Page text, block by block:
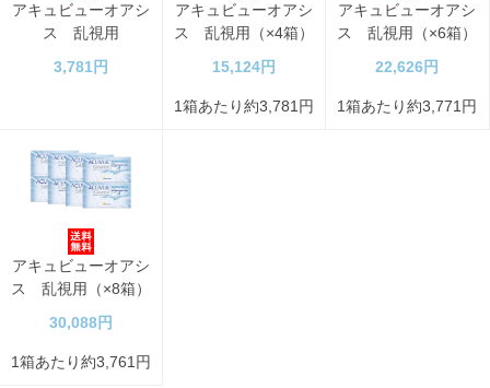
アキュビューオアシ
ス 乱視用
3,781円
アキュビューオアシ
ス 乱視用（×4箱）
15,124円
1箱あたり約3,781円
アキュビューオアシ
ス 乱視用（×6箱）
22,626円
1箱あたり約3,771円
アキュビューオアシ
ス 乱視用（×8箱）
30,088円
1箱あたり約3,761円